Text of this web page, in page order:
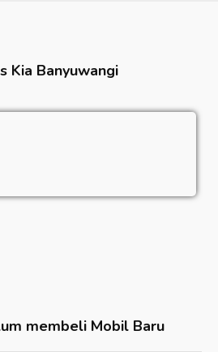
Kia Banyuwangi
membeli Mobil Baru